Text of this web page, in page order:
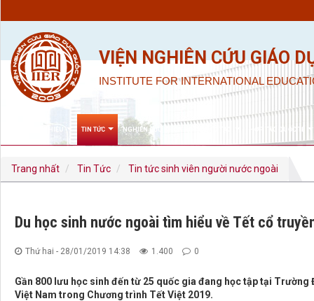
VIỆN NGHIÊN CỨU GIÁO
INSTITUTE FOR INTERNATIONAL
TIN TỨC NGHIÊN CỨU KHOA HỌC & ĐÀO TẠO HỢP TÁC QUỐC TẾ
Trang nhất Tin Tức Tin tức sinh viên người nước ngoài
Du học sinh nước ngoài tìm hiểu về Tết cổ
Thứ hai - 28/01/2019 14:38 1.400 0
Gần 800 lưu học sinh đến từ 25 quốc gia đang học tập tại
Việt Nam trong Chương trình Tết Việt 2019.